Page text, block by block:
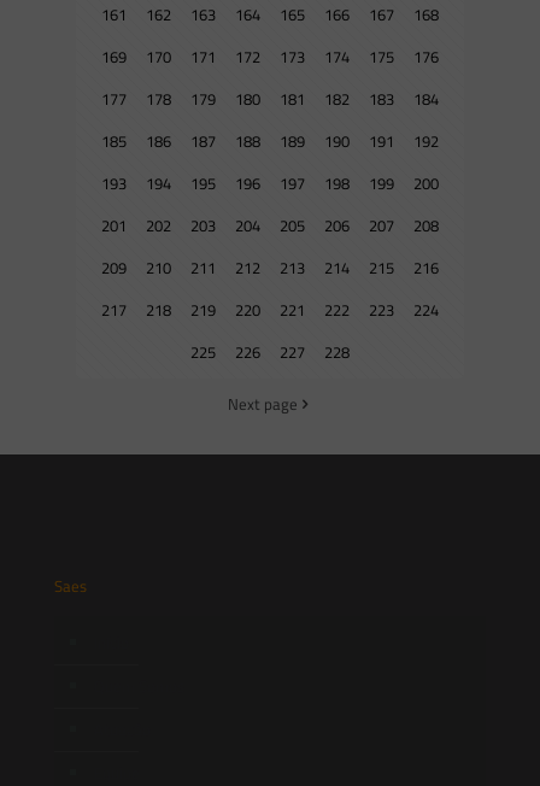
161
162 163 164 165 166 167
168
169
170 171 172 173 174 175
176
177
178 179 180 181 182 183
184
185
186 187 188 189 190 191
192
193
194 195 196 197 198 199
200
201
202 203 204 205 206 207
208
209
210 211 212 213 214 215
216
217
218 219 220 221 222 223
224
225
226 227 228
Next page
Saes